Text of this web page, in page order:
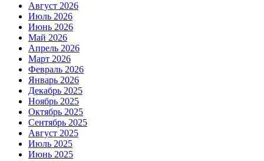
Август 2026
Июль 2026
Июнь 2026
Май 2026
Апрель 2026
Март 2026
Февраль 2026
Январь 2026
Декабрь 2025
Ноябрь 2025
Октябрь 2025
Сентябрь 2025
Август 2025
Июль 2025
Июнь 2025